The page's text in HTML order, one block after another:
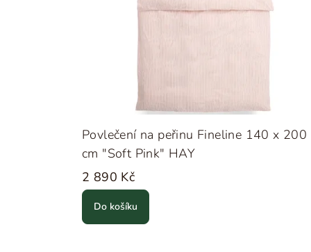
Povlečení na peřinu Fineline 140 x 200
cm "Soft Pink" HAY
2 890 Kč
Do košíku